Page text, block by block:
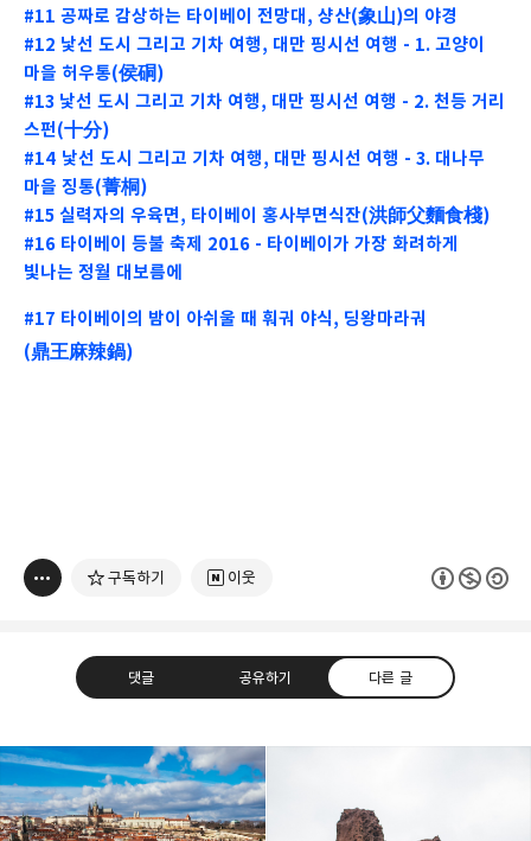
#11 공짜로 감상하는 타이베이 전망대, 샹산(象山)의 야경
#12 낯선 도시 그리고 기차 여행, 대만 핑시선 여행 - 1. 고양이
마을 허우통(侯硐)
#13 낯선 도시 그리고 기차 여행, 대만 핑시선 여행 - 2. 천등 거리
스펀(十分)
#14 낯선 도시 그리고 기차 여행, 대만 핑시선 여행 - 3. 대나무
마을 징통(菁桐)
#15 실력자의 우육면, 타이베이 홍사부면식잔(洪師父麵食棧)
#16 타이베이 등불 축제 2016 - 타이베이가 가장 화려하게
빛나는 정월 대보름에
#17 타이베이의 밤이 아쉬울 때 훠궈 야식, 딩왕마라궈
(鼎王麻辣鍋)
구독하기 이웃
댓글 공유하기 다른 글
빛으로 쓴 편지